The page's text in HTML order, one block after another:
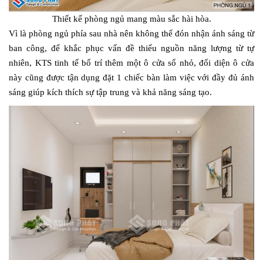
Thiết kế phòng ngủ mang màu sắc hài hòa.
Vì là phòng ngủ phía sau nhà nên không thể đón nhận ánh sáng từ
ban công, để khắc phục vấn đề thiếu nguồn năng lượng từ tự
nhiên, KTS tinh tế bố trí thêm một ô cửa sổ nhỏ, đối diện ô cửa
này cũng được tận dụng đặt 1 chiếc bàn làm việc với đầy đủ ánh
sáng giúp kích thích sự tập trung và khả năng sáng tạo.